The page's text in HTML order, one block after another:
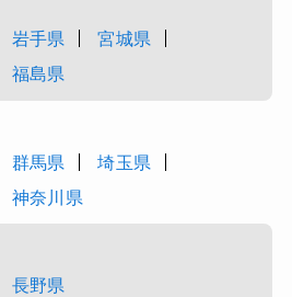
岩手県
宮城県
福島県
群馬県
埼玉県
神奈川県
長野県